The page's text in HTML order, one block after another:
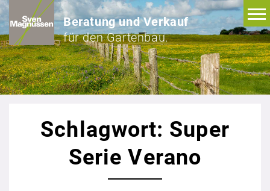
Beratung und Verkauf
für den Gartenbau.
Schlagwort: Super
Serie Verano